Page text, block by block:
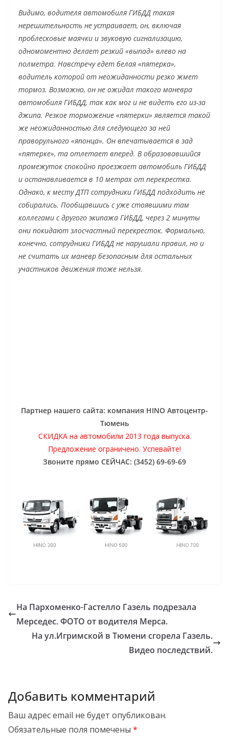
Видимо, водителя автомобиля ГИБДД такая
нерешительность не устраивает, он, включая
проблесковые маячки и звуковую сигнализацию,
одномоментно делает резкий «выпад» влево на
полметра. Навстречу едет белая «пятерка»,
водитель которой от неожиданности резко жмет
тормоз. Возможно, он не ожидал такого маневра
автомобиля ГИБДД, так как мог и не видеть его из-за
джипа. Резкое торможение «пятерки» является такой
же неожиданностью для следующего за ней
праворульного «японца». Он впечатывается в зад
«пятерке», та отлетает вперед. В образовавшийся
промежуток спокойно проезжает автомобиль ГИБДД
и останавливается в 10 метрах от перекрестка.
Однако, к месту ДТП сотрудники ГИБДД подходить не
собирались. Пообщавшись с уже стоявшими там
коллегами с другого экипажа ГИБДД, через 2 минуты
они покидают злосчастный перекресток. Формально,
конечно, сотрудники ГИБДД не нарушали правил, но и
не считать их маневр безопасным для остальных
участников движения тоже нельзя.
Партнер нашего сайта: компания HINO Автоцентр-
Тюмень
СКИДКА на автомобили 2013 года выпуска.
Предложение ограничено. Успевайте!
Звоните прямо СЕЙЧАС: (3452) 69-69-69
На Пархоменко-Гастелло Газель подрезала
Мерседес. ФОТО от водителя Мерса.
На ул.Игримской в Тюмени сгорела Газель.
Видео последствий.
Добавить комментарий
Ваш адрес email не будет опубликован.
Обязательные поля помечены *